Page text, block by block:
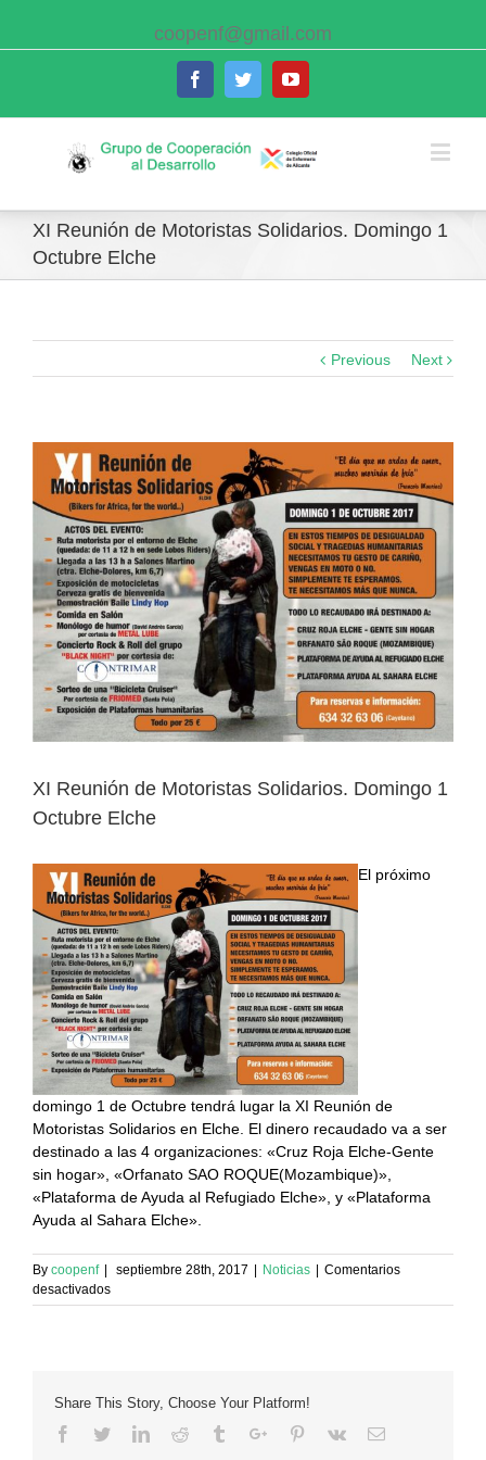
coopenf@gmail.com
FacebookTwitterYoutube
XI Reunión de Motoristas Solidarios. Domingo 1
Octubre Elche
Previous Next
View
Larger
Image
XI Reunión de Motoristas Solidarios. Domingo 1
Octubre Elche
El próximo
domingo 1 de Octubre tendrá lugar la XI Reunión de
Motoristas Solidarios en Elche. El dinero recaudado va a ser
destinado a las 4 organizaciones: «Cruz Roja Elche-Gente
sin hogar», «Orfanato SAO ROQUE(Mozambique)»,
«Plataforma de Ayuda al Refugiado Elche», y «Plataforma
Ayuda al Sahara Elche».
By coopenf | septiembre 28th, 2017 | Noticias | Comentarios
desactivadosen
XI
Domingo
Octubre
Share This Story, Choose Your Platform!
Facebook
TwitterLinkedinReddit TumblrGoogle+Pinterest
Vk Email